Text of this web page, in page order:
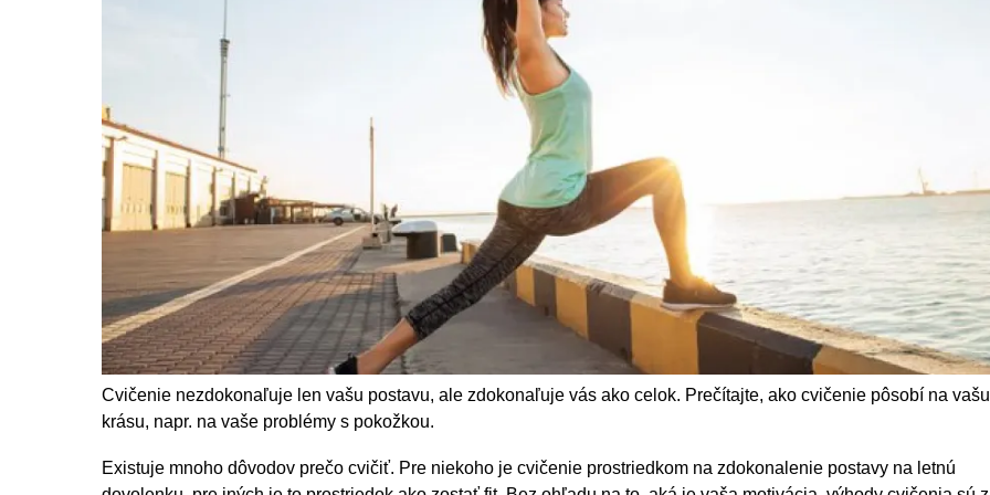
Cvičenie nezdokonaľuje len vašu postavu, ale zdokonaľuje vás ako celok. Prečítajte, ako cvičenie pôsobí na vašu
krásu, napr. na vaše problémy s pokožkou.
Existuje mnoho dôvodov prečo cvičiť. Pre niekoho je cvičenie prostriedkom na zdokonalenie postavy na letnú